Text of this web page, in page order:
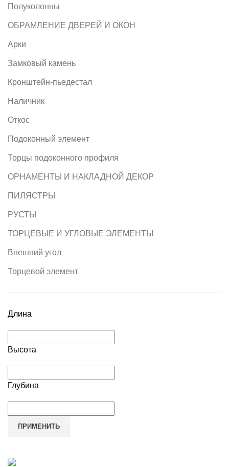
Полуколонны
ОБРАМЛЕНИЕ ДВЕРЕЙ И ОКОН
Арки
Замковый камень
Кронштейн-пьедестал
Наличник
Откос
Подоконный элемент
Торцы подоконного профиля
ОРНАМЕНТЫ И НАКЛАДНОЙ ДЕКОР
ПИЛЯСТРЫ
РУСТЫ
ТОРЦЕВЫЕ И УГЛОВЫЕ ЭЛЕМЕНТЫ
Внешний угол
Торцевой элемент
Длина
Высота
Глубина
ПРИМЕНИТЬ